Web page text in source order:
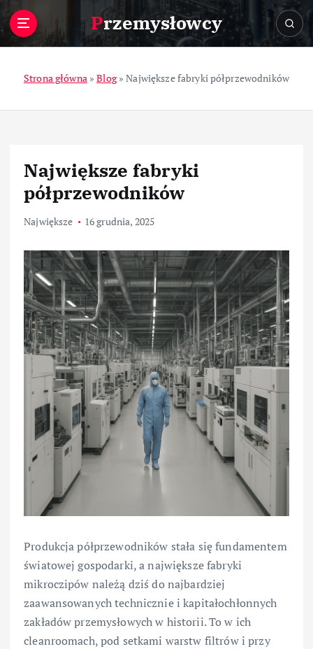
Przemysłowcy
Strona główna»Blog»Największe fabryki półprzewodników
Największe fabryki
półprzewodników
Największe 16 grudnia, 2025
Produkcja półprzewodników stała się fundamentem
światowej gospodarki, a największe fabryki
mikroczipów należą dziś do najbardziej
zaawansowanych technicznie i kapitałochłonnych
zakładów przemysłowych w historii. To w ich
cleanroomach, pod setkami warstw filtrów i przy